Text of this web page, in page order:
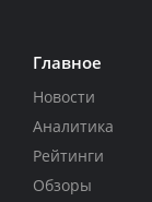
Главное
Новости
Аналитика
Рейтинги
Обзоры